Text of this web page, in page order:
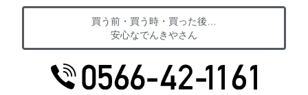
買う前・買う時・買った後…
安心なでんきやさん